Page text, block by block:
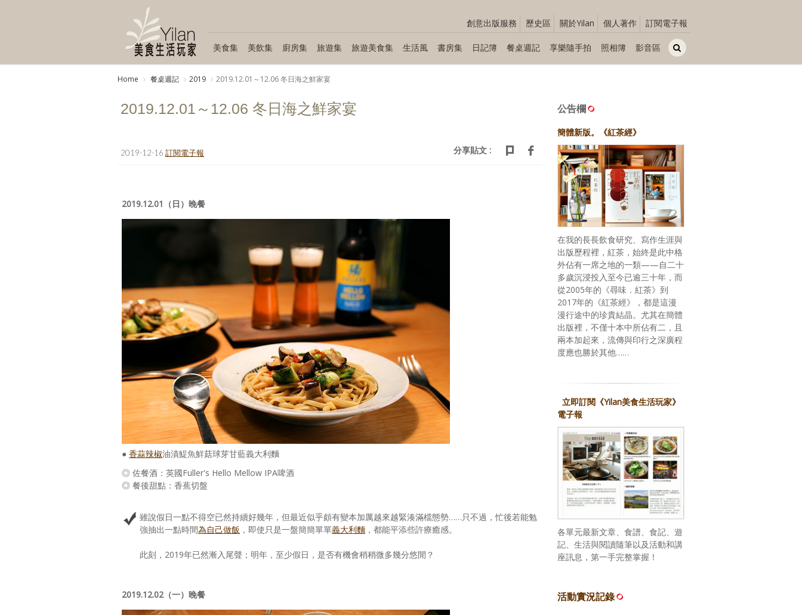
創意出版服務 歷史區 關於Yilan 個人著作 訂閱電子報
美食集 美飲集 廚房集 旅遊集 旅遊美食集 生活風 書房集 日記簿 餐桌週記 享樂隨手拍 照相簿 影音區
Home 餐桌週記 2019 2019.12.01～12.06 冬日海之鮮家宴
2019.12.01～12.06 冬日海之鮮家宴
2019-12-16 訂閱電子報 分享貼文 :
2019.12.01（日）晚餐
● 香蒜辣椒油漬鯷魚鮮菇球芽甘藍義大利麵
◎ 佐餐酒：英國Fuller's Hello Mellow IPA啤酒
◎ 餐後甜點：香蕉切盤
雖說假日一點不得空已然持續好幾年，但最近似乎頗有變本加厲越來越緊湊滿檔態勢……只不過，忙後若能勉
強抽出一點時間為自己做飯 ，即使只是一盤簡簡單單義大利麵 ，都能平添些許療癒感。
此刻，2019年已然漸入尾聲；明年，至少假日，是否有機會稍稍微多幾分悠閒？
2019.12.02（一）晚餐
公告欄
簡體新版。《紅茶經》
在我的長長飲食研究、寫作生涯與
出版歷程裡，紅茶，始終是此中格
外佔有一席之地的一類——自二十
多歲沉浸投入至今已逾三十年，而
從2005年的《尋味．紅茶》到
2017年的《紅茶經》，都是這漫
漫行途中的珍貴結晶。尤其在簡體
出版裡，不僅十本中所佔有二，且
兩本加起來，流傳與印行之深廣程
度應也勝於其他……
立即訂閱《Yilan美食生活玩家》
電子報
各單元最新文章、食譜、食記、遊
記、生活與閱讀隨筆以及活動和講
座訊息，第一手完整掌握！
活動實況記錄